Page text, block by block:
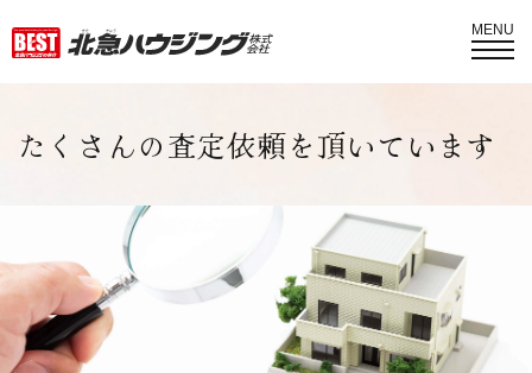
MENU
たくさんの査定依頼を頂いています